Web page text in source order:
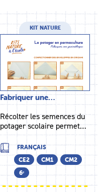
KIT NATURE
Fabriquer une…
Récolter les semences du
potager scolaire permet…
FRANÇAIS
CE2
CM1
CM2
6ᵉ